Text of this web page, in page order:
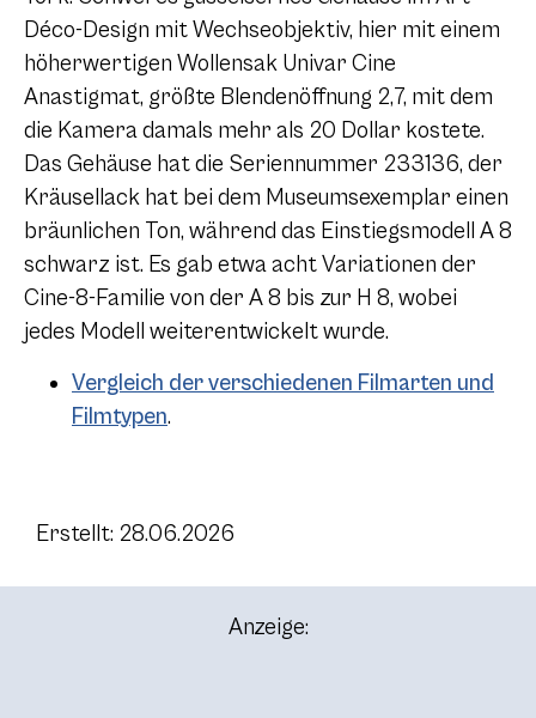
Déco-Design mit Wechseobjektiv, hier mit einem
höherwertigen Wollensak Univar Cine
Anastigmat, größte Blendenöffnung 2,7, mit dem
die Kamera damals mehr als 20 Dollar kostete.
Das Gehäuse hat die Seriennummer 233136, der
Kräusellack hat bei dem Museumsexemplar einen
bräunlichen Ton, während das Einstiegsmodell A 8
schwarz ist. Es gab etwa acht Variationen der
Cine-8-Familie von der A 8 bis zur H 8, wobei
jedes Modell weiterentwickelt wurde.
Vergleich der verschiedenen Filmarten und
Filmtypen.
Erstellt: 28.06.2026
Anzeige: